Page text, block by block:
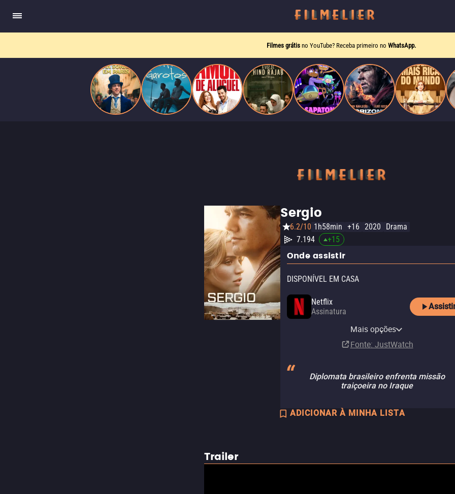
Filmes grátis no YouTube? Receba primeiro no WhatsApp.
Sergio
6.2/10 1h58min +16 2020
Drama
7.194
+15
Onde assistir
DISPONÍVEL EM CASA
Netflix
Assinatura
AssinaturaMais opções
Fonte: JustWatch
Diplomata brasileiro enfrenta missão
traiçoeira no Iraque
ADICIONAR À MINHA LISTA
Trailer
Paris
meio a círculos aristocráticos e reais.